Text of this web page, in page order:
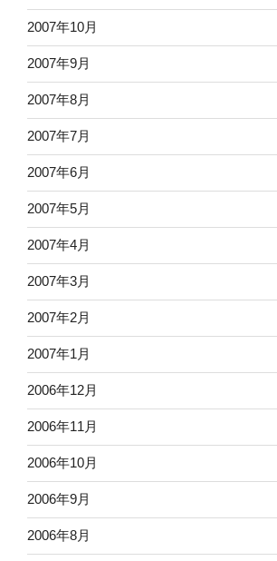
2007年10月
2007年9月
2007年8月
2007年7月
2007年6月
2007年5月
2007年4月
2007年3月
2007年2月
2007年1月
2006年12月
2006年11月
2006年10月
2006年9月
2006年8月